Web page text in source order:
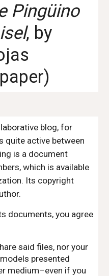
Pingüino
, by
blog, for
quite active between
is a document
which is available
Its copyright
documents, you agree
said files, nor your
presented
medium–even if you